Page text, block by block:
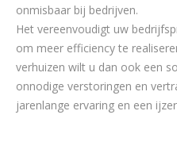
onmisbaar bij bedrijven.
Het vereenvoudigt uw
om meer efficiency te
verhuizen wilt u dan ook een
onnodige verstoringen en
jarenlange ervaring en een